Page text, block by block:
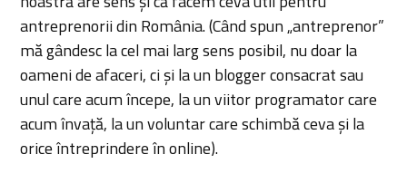
antreprenorii din România. (Când spun „antreprenor”
mă gândesc la cel mai larg sens posibil, nu doar la
oameni de afaceri, ci și la un blogger consacrat sau
unul care acum începe, la un viitor programator care
acum învață, la un voluntar care schimbă ceva și la
orice întreprindere în online).